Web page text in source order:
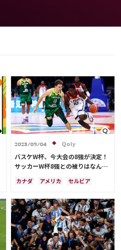
2023/09/04 Qoly
バスケW杯、今大会の8強が決定！
サッカーW杯8強との被りはなんと
カナダ アメリカ
セルビア
ドイツ
フランス
アルゼンチン
サウジアラビア
クロアチア
イングランド
オランダ
ポルトガル
モロッコ